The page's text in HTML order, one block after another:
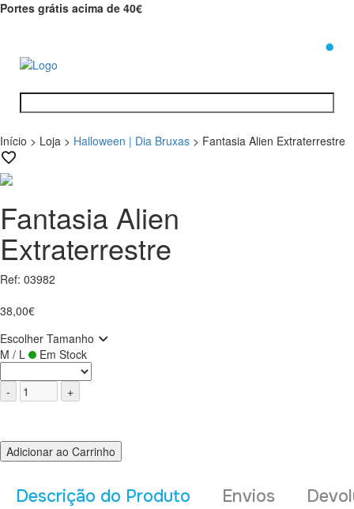
Portes grátis acima de 40€
Início > Loja > Halloween | Dia Bruxas > Fantasia Alien Extraterrestre
Fantasia Alien
Extraterrestre
Ref: 03982
38,00€
Escolher Tamanho
M / L
Em Stock
Adicionar ao Carrinho
Descrição do Produto Envios